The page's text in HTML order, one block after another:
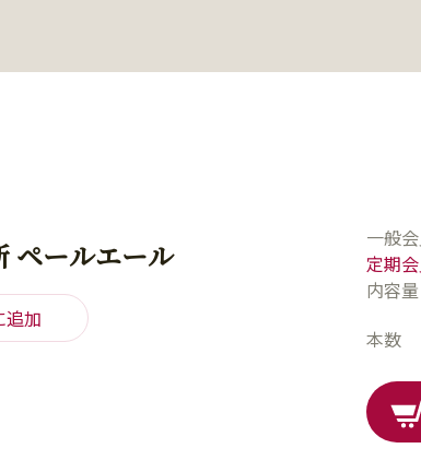
ペールエール
追加
一般
定期
内容量
本数